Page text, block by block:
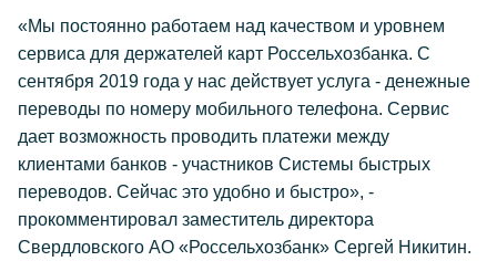
«Мы постоянно работаем над качеством и уровнем
сервиса для держателей карт Россельхозбанка. С
сентября 2019 года у нас действует услуга - денежные
переводы по номеру мобильного телефона. Сервис
дает возможность проводить платежи между
клиентами банков - участников Системы быстрых
переводов. Сейчас это удобно и быстро», -
прокомментировал заместитель директора
Свердловского АО «Россельхозбанк» Сергей Никитин.